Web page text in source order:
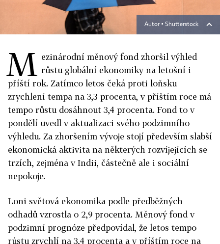
Autor ▪ Shutterstock
M ezinárodní měnový fond zhoršil výhled
růstu globální ekonomiky na letošní i
příští rok. Zatímco letos čeká proti loňsku
zrychlení tempa na 3,3 procenta, v příštím roce má
tempo růstu dosáhnout 3,4 procenta. Fond to v
pondělí uvedl v aktualizaci svého podzimního
výhledu. Za zhoršením vývoje stojí především slabší
ekonomická aktivita na některých rozvíjejících se
trzích, zejména v Indii, částečně ale i sociální
nepokoje.
Loni světová ekonomika podle předběžných
odhadů vzrostla o 2,9 procenta. Měnový fond v
podzimní prognóze předpovídal, že letos tempo
růstu zrychlí na 3,4 procenta a v příštím roce na